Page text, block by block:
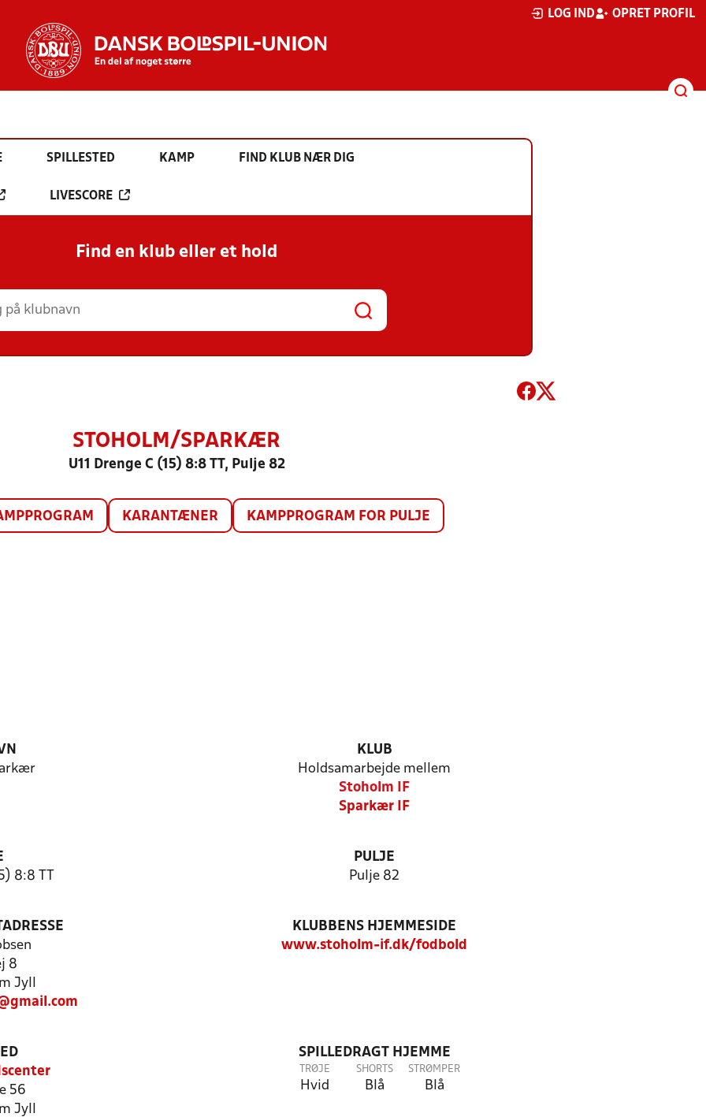
LOG IND OPRET PROFIL
SPILLESTED KAMP FIND KLUB NÆR DIG
LIVESCORE
Find en klub eller et hold
STOHOLM/SPARKÆR
U11 Drenge C (15) 8:8 TT, Pulje 82
KARANTÆNER KAMPPROGRAM FOR PULJE
KLUB
Holdsamarbejde mellem
Stoholm IF
Sparkær IF
8:8 TT
PULJE
Pulje 82
8
Jyll
KLUBBENS HJEMMESIDE
www.stoholm-if.dk/fodbold
56
Jyll
SPILLEDRAGT HJEMME
TRØJE
Hvid
SHORTS
Blå
STRØMPER
Blå